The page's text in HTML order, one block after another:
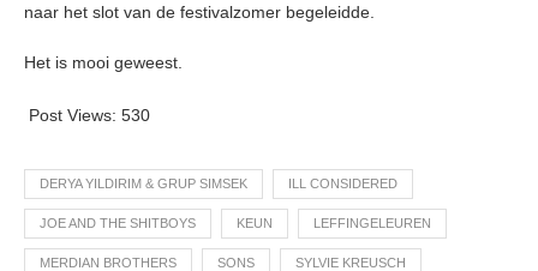
naar het slot van de festivalzomer begeleidde.
Het is mooi geweest.
Post Views: 530
DERYA YILDIRIM & GRUP SIMSEK ILL CONSIDERED
JOE AND THE SHITBOYS KEUN LEFFINGELEUREN
MERDIAN BROTHERS SONS SYLVIE KREUSCH